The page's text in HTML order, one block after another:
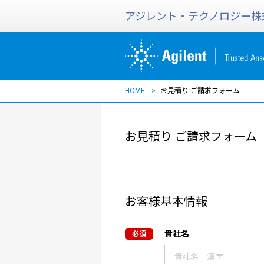
アジレント・テクノロジー
HOME お見積り ご請求フォーム
お見積り ご請求フォーム
お客様基本情報
貴社名